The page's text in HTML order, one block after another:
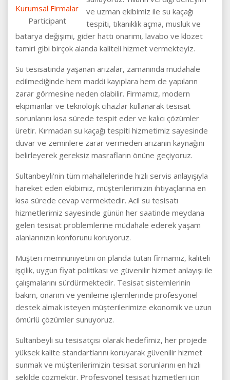
Kurumsal Firmalar
Participant
ve uzman ekibimiz ile su kaçağı
tespiti, tıkanıklık açma, musluk ve
batarya değişimi, gider hattı onarımı, lavabo ve klozet
tamiri gibi birçok alanda kaliteli hizmet vermekteyiz.
Su tesisatında yaşanan arızalar, zamanında müdahale
edilmediğinde hem maddi kayıplara hem de yapıların
zarar görmesine neden olabilir. Firmamız, modern
ekipmanlar ve teknolojik cihazlar kullanarak tesisat
sorunlarını kısa sürede tespit eder ve kalıcı çözümler
üretir. Kırmadan su kaçağı tespiti hizmetimiz sayesinde
duvar ve zeminlere zarar vermeden arızanın kaynağını
belirleyerek gereksiz masrafların önüne geçiyoruz.
Sultanbeyli’nin tüm mahallelerinde hızlı servis anlayışıyla
hareket eden ekibimiz, müşterilerimizin ihtiyaçlarına en
kısa sürede cevap vermektedir. Acil su tesisatı
hizmetlerimiz sayesinde günün her saatinde meydana
gelen tesisat problemlerine müdahale ederek yaşam
alanlarınızın konforunu koruyoruz.
Müşteri memnuniyetini ön planda tutan firmamız, kaliteli
işçilik, uygun fiyat politikası ve güvenilir hizmet anlayışı ile
çalışmalarını sürdürmektedir. Tesisat sistemlerinin
bakım, onarım ve yenileme işlemlerinde profesyonel
destek almak isteyen müşterilerimize ekonomik ve uzun
ömürlü çözümler sunuyoruz.
Sultanbeyli su tesisatçısı olarak hedefimiz, her projede
yüksek kalite standartlarını koruyarak güvenilir hizmet
sunmak ve müşterilerimizin tesisat sorunlarını en hızlı
şekilde çözmektir. Profesyonel tesisat hizmetleri için